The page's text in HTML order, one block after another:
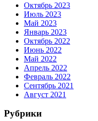
Октябрь 2023
Июль 2023
Май 2023
Январь 2023
Октябрь 2022
Июнь 2022
Май 2022
Апрель 2022
Февраль 2022
Сентябрь 2021
Август 2021
Рубрики